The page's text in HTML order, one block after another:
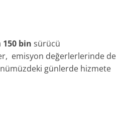
150 bin sürücü
emisyon değerlerlerinde de
günlerde hizmete